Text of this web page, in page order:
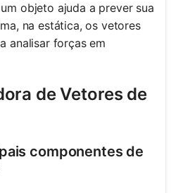
objeto ajuda a prever sua
na estática, os vetores
analisar forças em
de Vetores de
componentes de